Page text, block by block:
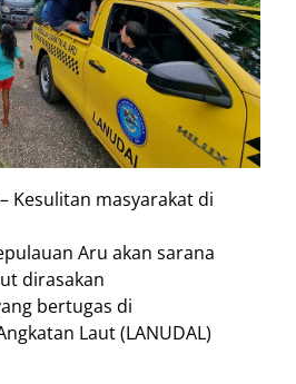
– Kesulitan masyarakat di
Aru akan sarana
dirasakan
bertugas di
Laut (LANUDAL)